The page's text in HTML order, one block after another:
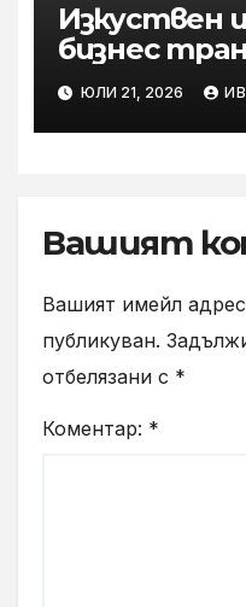
Изкуствен
бизнес
посрещат
„Втора
ЮЛИ 21, 2026
Вашият
Вашият имейл
публикуван.
отбелязани с *
Коментар: *